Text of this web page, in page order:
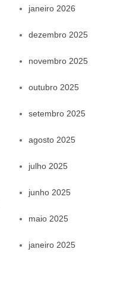
janeiro 2026
dezembro 2025
novembro 2025
outubro 2025
setembro 2025
agosto 2025
julho 2025
junho 2025
maio 2025
janeiro 2025